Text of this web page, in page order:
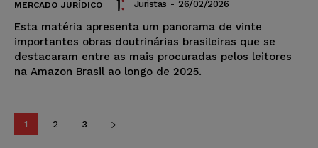
MERCADO JURÍDICO Juristas - 26/02/2026
Esta matéria apresenta um panorama de vinte
importantes obras doutrinárias brasileiras que se
destacaram entre as mais procuradas pelos leitores
na Amazon Brasil ao longo de 2025.
1 2 3